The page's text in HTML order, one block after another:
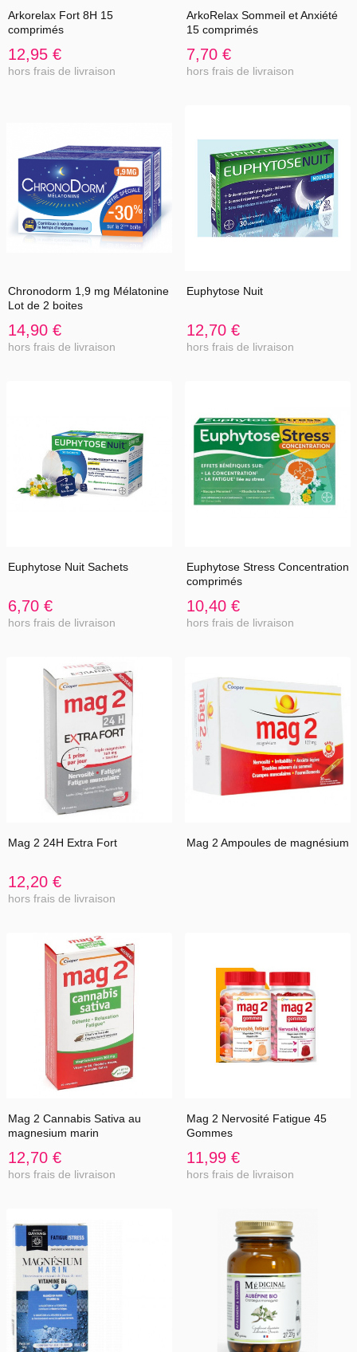
Arkorelax Fort 8H 15
comprimés
12,95 €
hors frais de livraison
ArkoRelax Sommeil et Anxiété
15 comprimés
7,70 €
hors frais de livraison
Chronodorm 1,9 mg Mélatonine
Lot de 2 boites
14,90 €
hors frais de livraison
Euphytose Nuit
12,70 €
hors frais de livraison
Euphytose Nuit Sachets
6,70 €
hors frais de livraison
Euphytose Stress Concentration
comprimés
10,40 €
hors frais de livraison
Mag 2 24H Extra Fort
12,20 €
hors frais de livraison
Mag 2 Ampoules de magnésium
Mag 2 Cannabis Sativa au
magnesium marin
12,70 €
hors frais de livraison
Mag 2 Nervosité Fatigue 45
Gommes
11,99 €
hors frais de livraison